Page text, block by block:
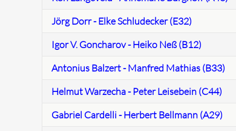
Jörg Dorr - Elke Schludecker (E32)
Igor V. Goncharov - Heiko Neß (B12)
Antonius Balzert - Manfred Mathias (B33)
Helmut Warzecha - Peter Leisebein (C44)
Gabriel Cardelli - Herbert Bellmann (A29)